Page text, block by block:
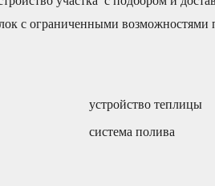
с ограниченными возможностями
устройство теплицы
система полива